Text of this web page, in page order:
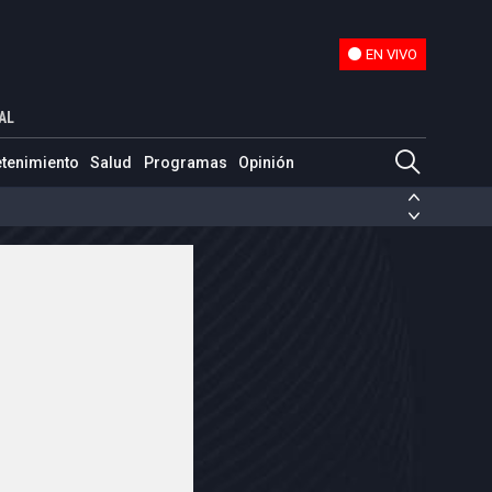
EN VIVO
Salud Programas Opinión
de las FARC